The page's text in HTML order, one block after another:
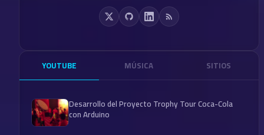
YOUTUBE MÚSICA SITIOS
Desarrollo del Proyecto Trophy Tour Coca-Cola
con Arduino